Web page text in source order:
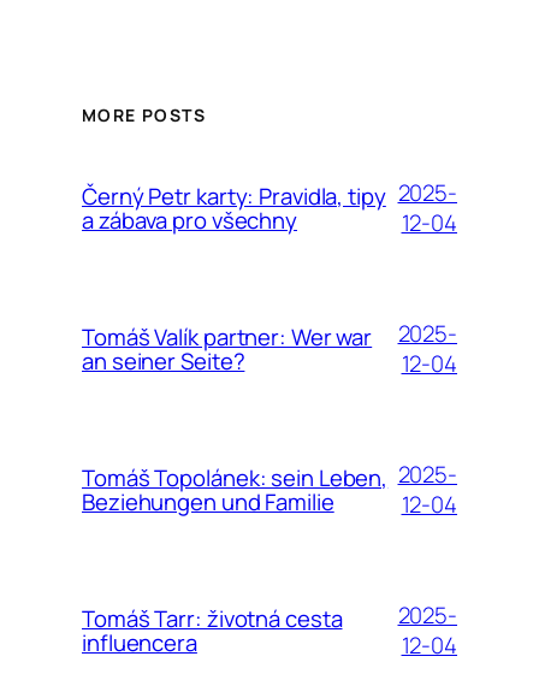
MORE POSTS
Černý Petr karty: Pravidla, tipy
a zábava pro všechny
2025-
12-04
Tomáš Valík partner: Wer war
an seiner Seite?
2025-
12-04
Tomáš Topolánek: sein Leben,
Beziehungen und Familie
2025-
12-04
Tomáš Tarr: životná cesta
influencera
2025-
12-04